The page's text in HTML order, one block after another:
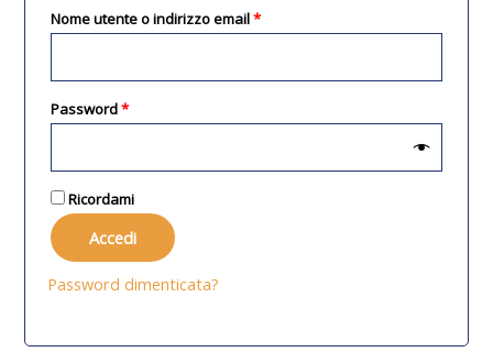
Nome utente o indirizzo email*
Password*
Ricordami
Accedi
Password dimenticata?